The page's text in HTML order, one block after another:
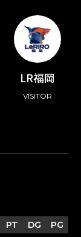
LR福岡
VISITOR
PT DG
PG